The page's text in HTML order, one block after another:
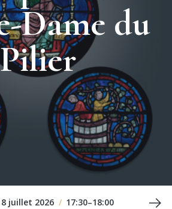
Dame du
Pilier
juillet 2026 / 17:30–18:00